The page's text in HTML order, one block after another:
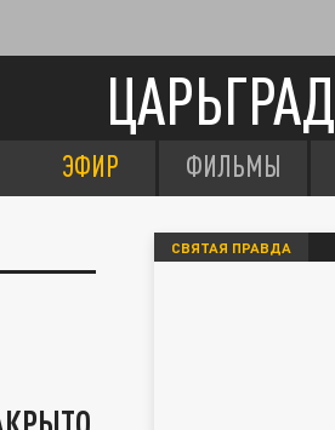
ЦАРЬГРАД
ЭФИР ФИЛЬМЫ
СВЯТАЯ ПРАВДА